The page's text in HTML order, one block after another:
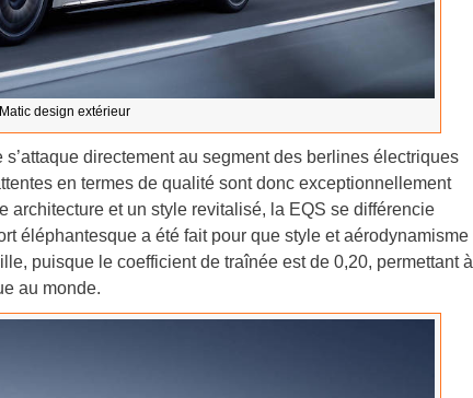
design extérieur
directement au segment des berlines électriques
en termes de qualité sont donc exceptionnellement
architecture et un style revitalisé, la EQS se différencie
éléphantesque a été fait pour que style et aérodynamisme
puisque le coefficient de traînée est de 0,20, permettant à
au monde.